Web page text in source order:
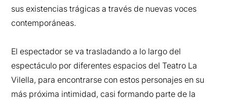
sus existencias trágicas a través de nuevas voces
contemporáneas.
El espectador se va trasladando a lo largo del
espectáculo por diferentes espacios del Teatro La
Vilella, para encontrarse con estos personajes en su
más próxima intimidad, casi formando parte de la